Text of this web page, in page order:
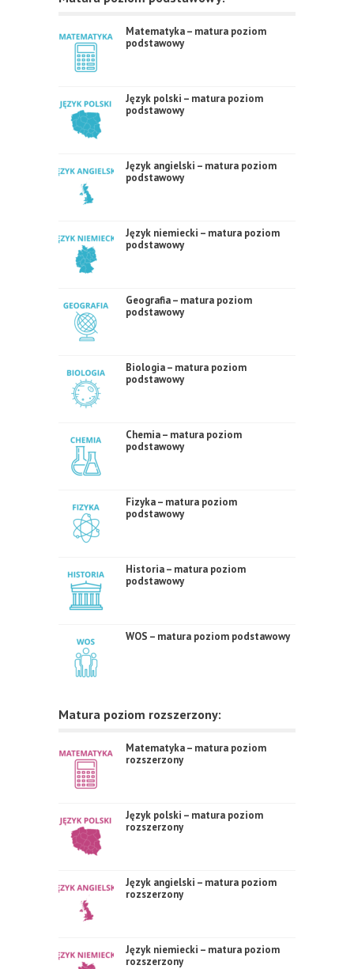
Matematyka – matura poziom
podstawowy
Język polski – matura poziom
podstawowy
Język angielski – matura poziom
podstawowy
Język niemiecki – matura poziom
podstawowy
Geografia – matura poziom
podstawowy
Biologia – matura poziom
podstawowy
Chemia – matura poziom
podstawowy
Fizyka – matura poziom
podstawowy
Historia – matura poziom
podstawowy
WOS – matura poziom podstawowy
Matura poziom rozszerzony:
Matematyka – matura poziom
rozszerzony
Język polski – matura poziom
rozszerzony
Język angielski – matura poziom
rozszerzony
Język niemiecki – matura poziom
rozszerzony